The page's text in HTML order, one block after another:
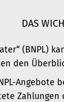
DAS
(BNPL)
den
Angebote
Zahlungen